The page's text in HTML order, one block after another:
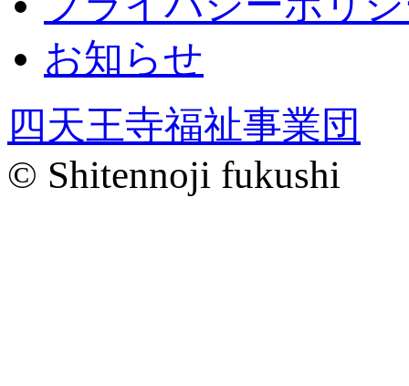
お知らせ
四天王寺福祉事業団
© Shitennoji fukushi